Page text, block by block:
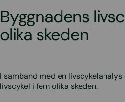
Byggnadens
olika skeden
I samband med en
livscykel i fem olika skeden.